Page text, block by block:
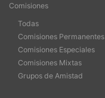
Comisiones
Todas
Comisiones Permanentes
Comisiones Especiales
Comisiones Mixtas
Grupos de Amistad